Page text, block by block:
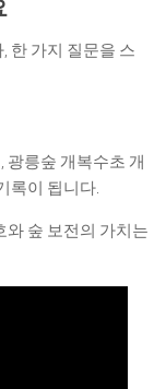
한 가지 질문을 스
광릉숲 개복수초 개
록이 됩니다.
와 숲 보전의 가치는